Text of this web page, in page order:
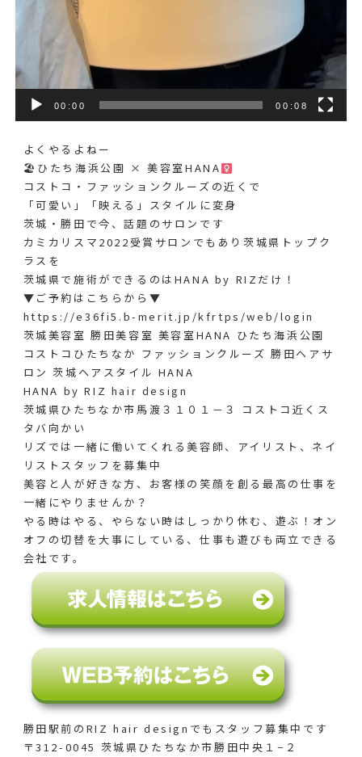
00:00 00:08
よくやるよねー
🏖ひたち海浜公園 × 美容室HANA‍
コストコ・ファッションクルーズの近くで
「可愛い」「映える」スタイルに変身
茨城・勝田で今、話題のサロンです
カミカリスマ2022受賞サロンでもあり茨城県トップク
ラスを
茨城県で施術ができるのはHANA by RIZだけ！
▼ご予約はこちらから▼
https://e36fi5.b-merit.jp/kfrtps/web/login
茨城美容室 勝田美容室 美容室HANA ひたち海浜公園
コストコひたちなか ファッションクルーズ 勝田ヘアサ
ロン 茨城ヘアスタイル HANA
HANA by RIZ hair design
茨城県ひたちなか市馬渡３１０１－３ コストコ近くス
タバ向かい
リズでは一緒に働いてくれる美容師、アイリスト、ネイ
リストスタッフを募集中
美容と人が好きな方、お客様の笑顔を創る最高の仕事を
一緒にやりませんか？
やる時はやる、やらない時はしっかり休む、遊ぶ！オン
オフの切替を大事にしている、仕事も遊びも両立できる
会社です。
勝田駅前のRIZ hair designでも スタッフ募集中です
〒312-0045 茨城県ひたちなか市勝田中央１−２